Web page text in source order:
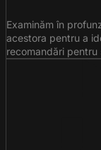
Examinăm în
acestora pentru a
recomandări